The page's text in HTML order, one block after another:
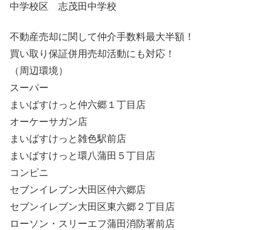
中学校区 志茂田中学校
不動産売却に関して仲介手数料最大半額！
買い取り保証併用売却活動にも対応！
（周辺環境）
スーパー
まいばすけっと仲六郷１丁目店
オーケーサガン店
まいばすけっと雑色駅前店
まいばすけっと環八蒲田５丁目店
コンビニ
セブンイレブン大田区仲六郷店
セブンイレブン大田区東六郷２丁目店
ローソン・スリーエフ蒲田消防署前店